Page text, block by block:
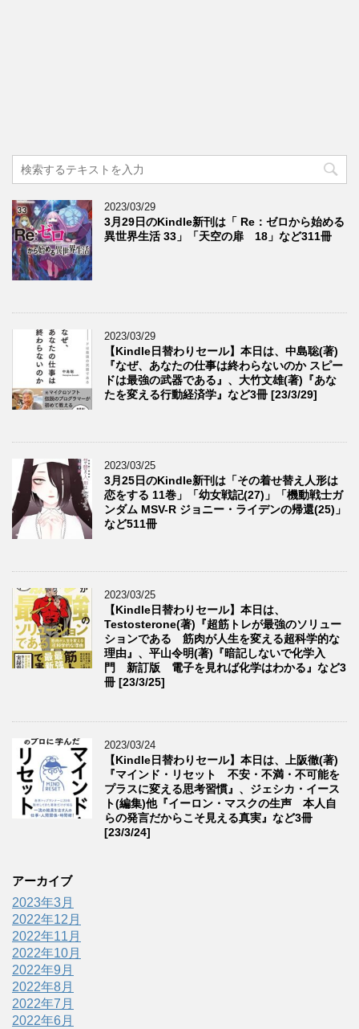
2023/03/29
3月29日のKindle新刊は「 Re：ゼロから始める
異世界生活 33」「天空の扉 18」など311冊
2023/03/29
【Kindle日替わりセール】本日は、中島聡(著)
『なぜ、あなたの仕事は終わらないのか スピー
ドは最強の武器である』、大竹文雄(著)『あな
たを変える行動経済学』など3冊 [23/3/29]
2023/03/25
3月25日のKindle新刊は「その着せ替え人形は
恋をする 11巻」「幼女戦記(27)」「機動戦士ガ
ンダム MSV-R ジョニー・ライデンの帰還(25)」
など511冊
2023/03/25
【Kindle日替わりセール】本日は、
Testosterone(著)『超筋トレが最強のソリュー
ションである 筋肉が人生を変える超科学的な
理由』、平山令明(著)『暗記しないで化学入
門 新訂版 電子を見れば化学はわかる』など3
冊 [23/3/25]
2023/03/24
【Kindle日替わりセール】本日は、上阪徹(著)
『マインド・リセット 不安・不満・不可能を
プラスに変える思考習慣』、ジェシカ・イース
ト(編集)他『イーロン・マスクの生声 本人自
らの発言だからこそ見える真実』など3冊
[23/3/24]
アーカイブ
2023年3月
2022年12月
2022年11月
2022年10月
2022年9月
2022年8月
2022年7月
2022年6月